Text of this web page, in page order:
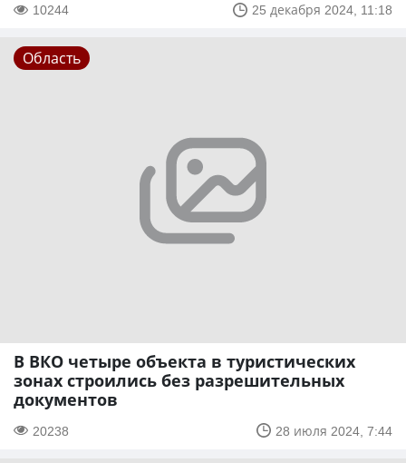
10244 25 декабря 2024, 11:18
Область
В ВКО четыре объекта в туристических
зонах строились без разрешительных
документов
20238 28 июля 2024, 7:44